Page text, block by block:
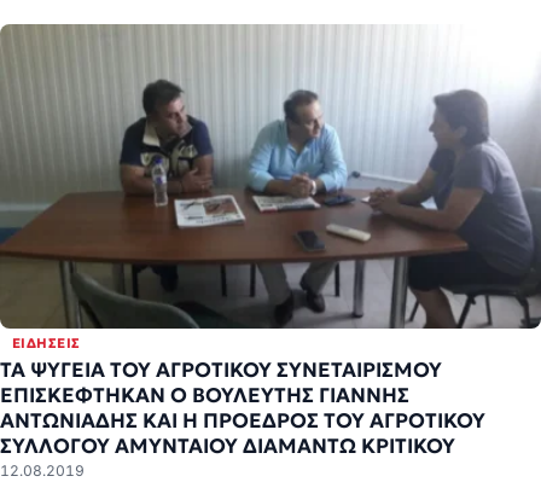
ΕΙΔΉΣΕΙΣ
ΤΑ ΨΥΓΕΙΑ ΤΟΥ ΑΓΡΟΤΙΚΟΥ ΣΥΝΕΤΑΙΡΙΣΜΟΥ
ΕΠΙΣΚΕΦΤΗΚΑΝ Ο ΒΟΥΛΕΥΤΗΣ ΓΙΑΝΝΗΣ
ΑΝΤΩΝΙΑΔΗΣ ΚΑΙ Η ΠΡΟΕΔΡΟΣ ΤΟΥ ΑΓΡΟΤΙΚΟΥ
ΣΥΛΛΟΓΟΥ ΑΜΥΝΤΑΙΟΥ ΔΙΑΜΑΝΤΩ ΚΡΙΤΙΚΟΥ
12.08.2019